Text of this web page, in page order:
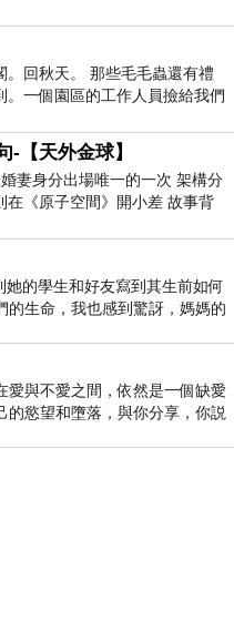
。回秋天。 那些毛毛蟲還有禮
。一個園區的工作人員撿給我們
-【天外金球】
妻身分出場唯一的一次 架構分
在《原子空間》開小差 故事背
地下組織
的學生和好友寫到其生前如何
的生命，我也感到驚訝，媽媽的
愛與不愛之間，依然是一個缺愛
的慾望和墮落，與你分享，你説